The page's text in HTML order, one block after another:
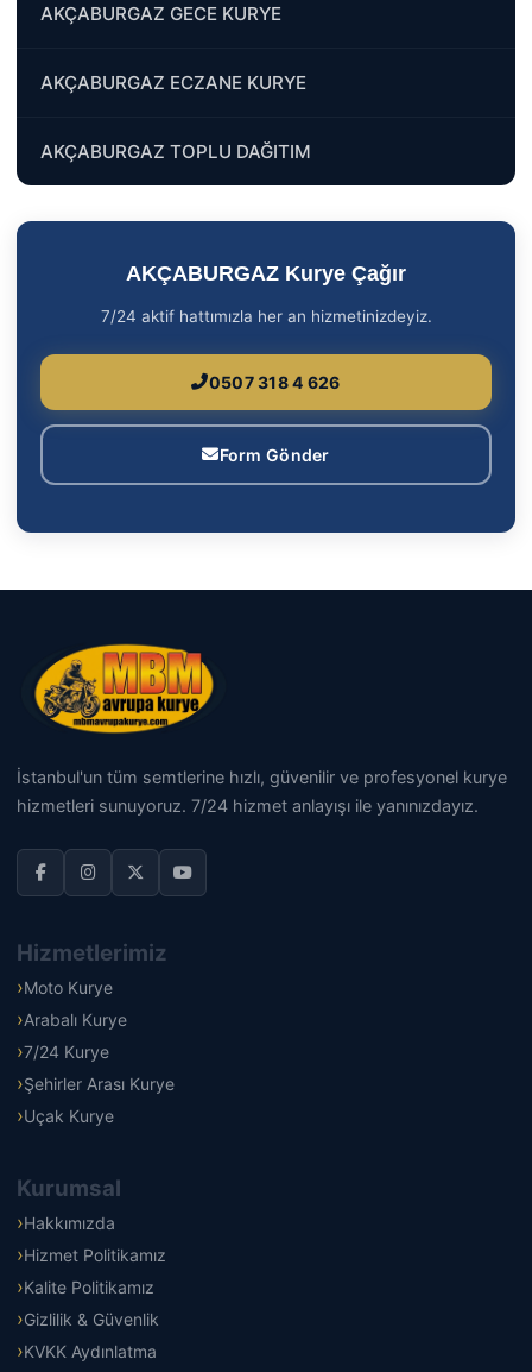
AKÇABURGAZ GECE KURYE
AKÇABURGAZ ECZANE KURYE
AKÇABURGAZ TOPLU DAĞITIM
AKÇABURGAZ Kurye Çağır
7/24 aktif hattımızla her an hizmetinizdeyiz.
0507 318 4 626
Form Gönder
İstanbul'un tüm semtlerine hızlı, güvenilir ve profesyonel kurye
hizmetleri sunuyoruz. 7/24 hizmet anlayışı ile yanınızdayız.
Hizmetlerimiz
Moto Kurye
Arabalı Kurye
7/24 Kurye
Şehirler Arası Kurye
Uçak Kurye
Kurumsal
Hakkımızda
Hizmet Politikamız
Kalite Politikamız
Gizlilik & Güvenlik
KVKK Aydınlatma